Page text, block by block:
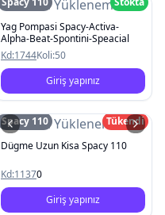
Resim Yüklenemedi
Yag Pompasi Spacy-Activa-
Alpha-Beat-Spontini-Speacial
Kd:1744Koli:50
Giriş yapınız
Resim Yüklenemedi
Spacy 110
Tükendi
Dügme Uzun Kisa Spacy 110
Kd:11370
Giriş yapınız